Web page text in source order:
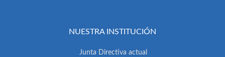
NUESTRA INSTITUCIÓN
Junta Directiva actual